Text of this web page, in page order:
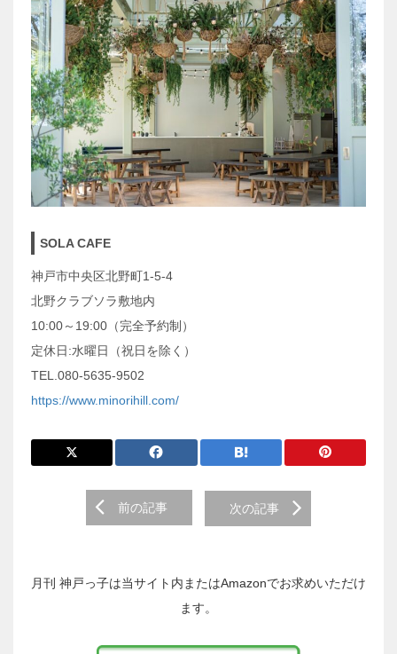
SOLA CAFE
神戸市中央区北野町1-5-4
北野クラブソラ敷地内
10:00～19:00（完全予約制）
定休日:水曜日（祝日を除く）
TEL.080-5635-9502
https://www.minorihill.com/
稿
前の記事 次の記事
月刊 神戸っ子は当サイト内またはAmazonでお求めいただけ
ます。